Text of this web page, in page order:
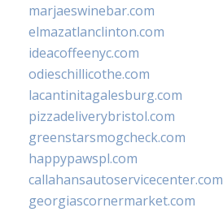
marjaeswinebar.com
elmazatlanclinton.com
ideacoffeenyc.com
odieschillicothe.com
lacantinitagalesburg.com
pizzadeliverybristol.com
greenstarsmogcheck.com
happypawspl.com
callahansautoservicecenter.com
georgiascornermarket.com